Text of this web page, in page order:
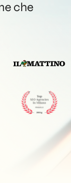
che